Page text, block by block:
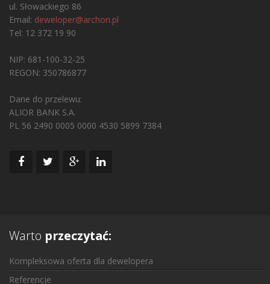
ul. Słowackiego 86
Email: deweloper@archon.pl
Tel: 12 372 19 90
NIP: 681-100-32-25
REGON: 350786877
Dane do przelewu:
ALIOR BANK S.A.
PL 56 2490 0005 0000 4530 5899 7384
Warto przeczytać:
Kompleksowa oferta dla dewelopera
Referencje